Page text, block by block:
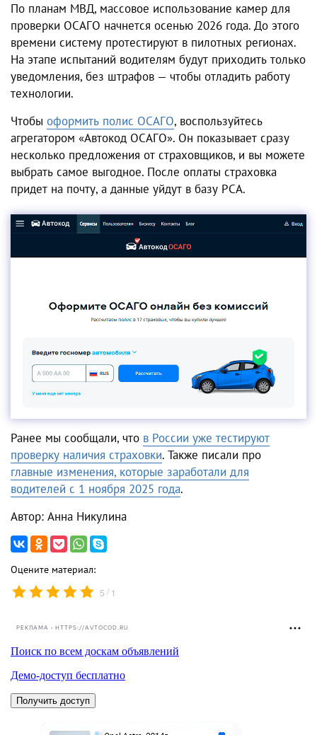
По планам МВД, массовое использование камер для
проверки ОСАГО начнется осенью 2026 года. До этого
времени систему протестируют в пилотных регионах.
На этапе испытаний водителям будут приходить только
уведомления, без штрафов — чтобы отладить работу
технологии.
Чтобы оформить полис ОСАГО, воспользуйтесь
агрегатором «Автокод ОСАГО». Он показывает сразу
несколько предложения от страховщиков, и вы можете
выбрать самое выгодное. После оплаты страховка
придет на почту, а данные уйдут в базу РСА.
Ранее мы сообщали, что в России уже тестируют
проверку наличия страховки. Также писали про
главные изменения, которые заработали для
водителей с 1 ноября 2025 года.
Автор: Анна Никулина
Оцените материал:
5 / 1
РЕКЛАМА • HTTPS://AVTOCOD.RU